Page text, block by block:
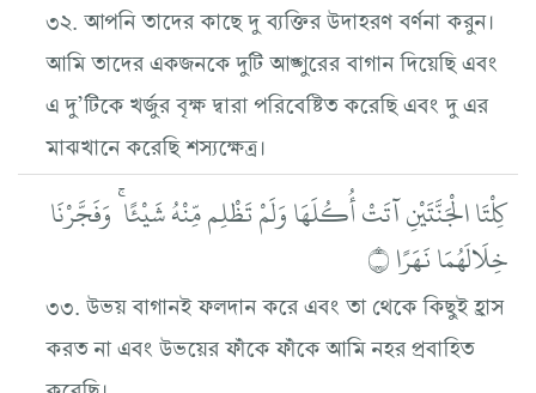
৩২. আপনি তাদের কাছে দু ব্যক্তির উদাহরণ বর্ণনা করুন।
আমি তাদের একজনকে দুটি আঙ্গুরের বাগান দিয়েছি এবং
এ দু’টিকে খর্জুর বৃক্ষ দ্বারা পরিবেষ্টিত করেছি এবং দু এর
মাঝখানে করেছি শস্যক্ষেত্র।
كِلْتَا الْجَنَّتَيْنِ آتَتْ أُكُلَهَا وَلَمْ تَظْلِم مِّنْهُ شَيْئًا ۚ وَفَجَّرْنَا
خِلَالَهُمَا نَهَرًا ۝
৩৩. উভয় বাগানই ফলদান করে এবং তা থেকে কিছুই হ্রাস
করত না এবং উভয়ের ফাঁকে ফাঁকে আমি নহর প্রবাহিত
করেছি।